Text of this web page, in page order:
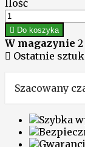
Ilość
 Do koszyka
W magazynie
 Ostatnie
Szacowany